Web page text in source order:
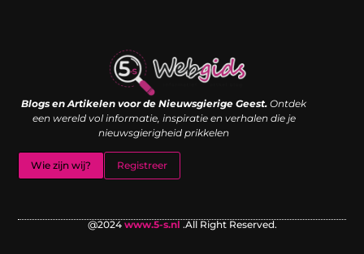
Blogs en Artikelen voor de Nieuwsgierige Geest. Ontdek
een wereld vol informatie, inspiratie en verhalen die je
nieuwsgierigheid prikkelen
Wie zijn wij? Registreer
@2024www.5-s.nl .All Right Reserved.